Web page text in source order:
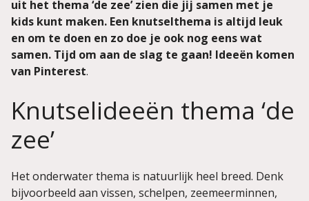
uit het thema ‘de zee’ zien die jij samen met je
kids kunt maken. Een knutselthema is altijd leuk
en om te doen en zo doe je ook nog eens wat
samen. Tijd om aan de slag te gaan! Ideeën komen
van Pinterest.
Knutselideeën thema ‘de
zee’
Het onderwater thema is natuurlijk heel breed. Denk
bijvoorbeeld aan vissen, schelpen, zeemeerminnen,